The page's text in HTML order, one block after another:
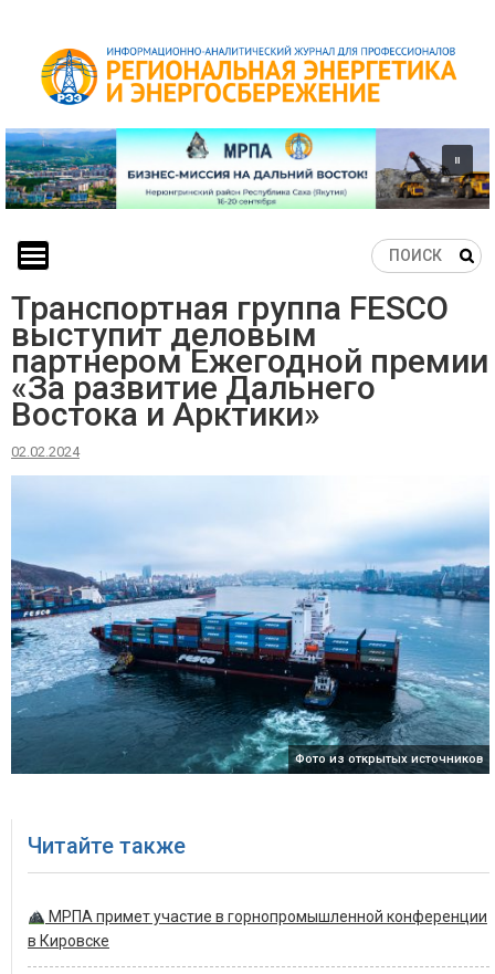
content
Транспортная группа FESCO
выступит деловым
партнером Ежегодной премии
«За развитие Дальнего
Востока и Арктики»
02.02.2024
Фото из открытых источников
Читайте также
МРПА примет участие в горнопромышленной конференции
в Кировске